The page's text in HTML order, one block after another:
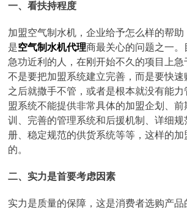
一、看扶持程度
加盟空气制水机，企业给予怎么样的帮
是空气制水机代理商最关心的问题之一
急功近利的人，在刚开始不久的项目上
不是要把加盟系统建立完善，而是要快速
之后就撒手不管，或者是根本就没有能
盟系统不能提供非常具体的加盟企划、
训、完善的管理系统和后援机制、详细
册、稳定规范的供货系统等等，这样的
的。
二、实力是首要考虑因素
实力是质量的保障，这是消费者选购产品